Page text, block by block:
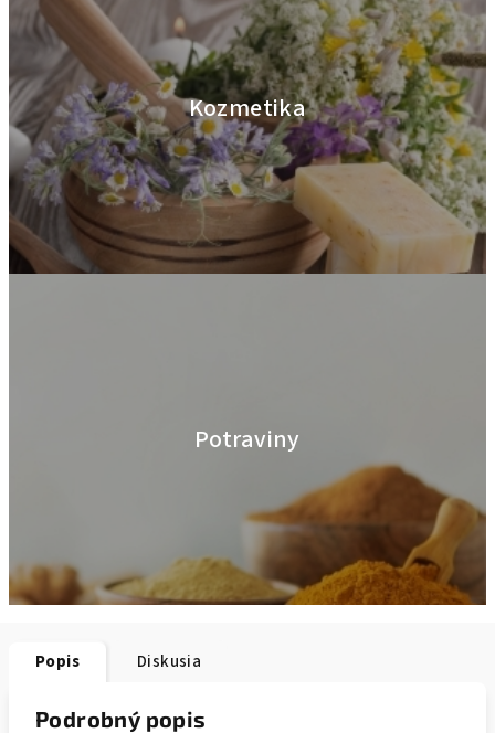
Kozmetika
Potraviny
Popis Diskusia
Podrobný popis